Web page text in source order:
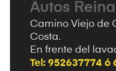
Autos Reina
Camino Viejo de
Costa.
En frente del
Tel: 952637774 ó